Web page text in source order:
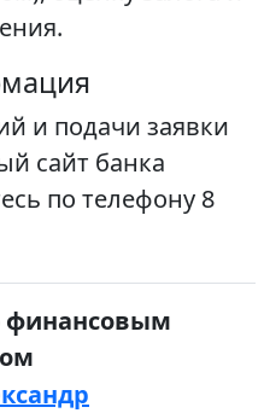
и подачи заявки
сайт банка
по телефону 8
финансовым